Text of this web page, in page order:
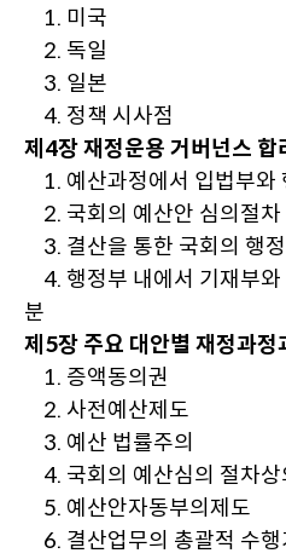
1. 미국
2. 독일
3. 일본
4. 정책 시사점
제4장 재정운용 거버넌스 합
1. 예산과정에서 입법부와
2. 국회의 예산안 심의절차
3. 결산을 통한 국회의 행
4. 행정부 내에서 기재부와
분
제5장 주요 대안별 재정과정
1. 증액동의권
2. 사전예산제도
3. 예산 법률주의
4. 국회의 예산심의 절차상
5. 예산안자동부의제도
6. 결산업무의 총괄적 수행